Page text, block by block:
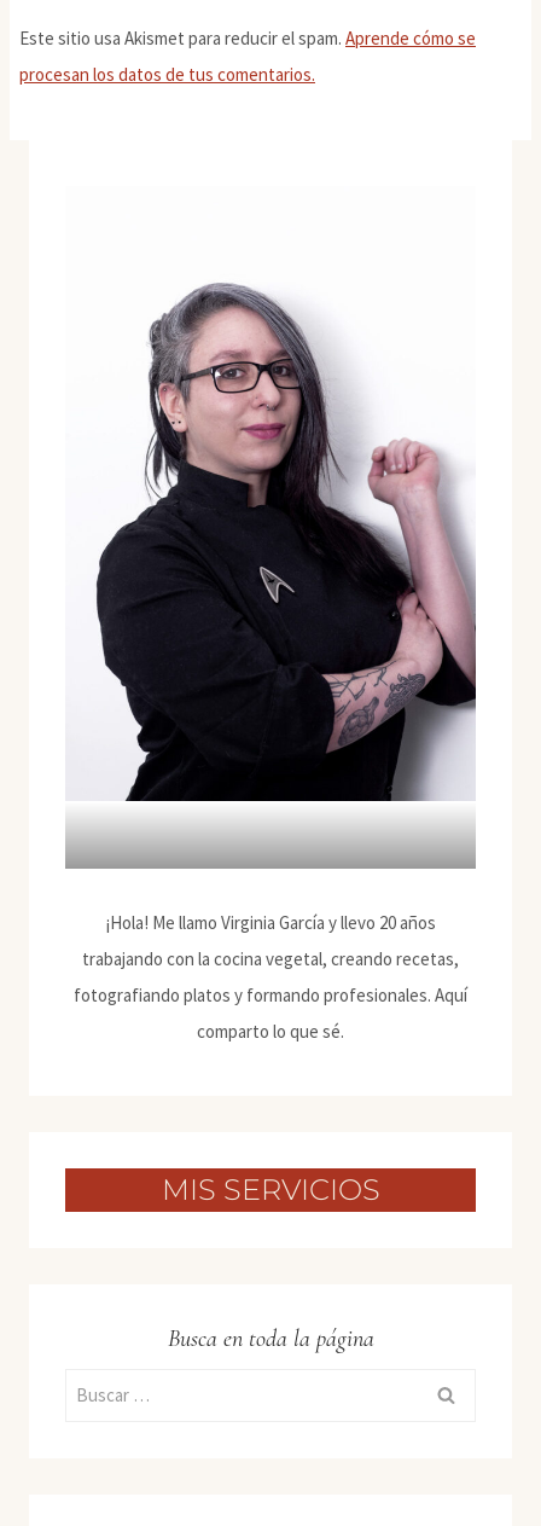
Este sitio usa Akismet para reducir el spam. Aprende cómo se
procesan los datos de tus comentarios.
¡Hola! Me llamo Virginia García y llevo 20 años
trabajando con la cocina vegetal, creando recetas,
fotografiando platos y formando profesionales. Aquí
comparto lo que sé.
MIS SERVICIOS
Busca en toda la página
Buscar: